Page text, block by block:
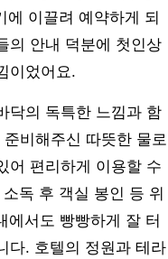
에 이끌려 예약하게 되
의 안내 덕분에 첫인상
이었어요.
닥의 독특한 느낌과 함
비해주신 따뜻한 물로
어 편리하게 이용할 수
독 후 객실 봉인 등 위
에서도 빵빵하게 잘 터
다. 호텔의 정원과 테라